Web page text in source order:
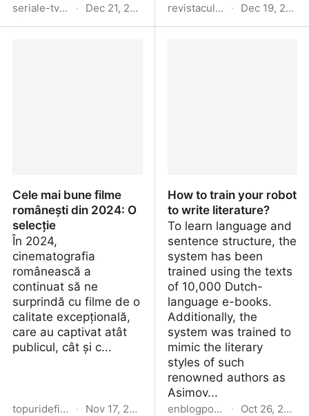
seriale-tv-vod-online.blogspot.com · Dec 21, 2024 revistacultura.ro · Dec 19, 2024
Cele mai bune filme
românești din 2024: O
selecție
În 2024,
cinematografia
românească a
continuat să ne
surprindă cu filme de o
calitate excepțională,
care au captivat atât
publicul, cât și c...
topuridefilm.blogspot.com · Nov 17, 2024
How to train your robot
to write literature?
To learn language and
sentence structure, the
system has been
trained using the texts
of 10,000 Dutch-
language e-books.
Additionally, the
system was trained to
mimic the literary
styles of such
renowned authors as
Asimov...
enblogportal.blogspot.com · Oct 26, 2024